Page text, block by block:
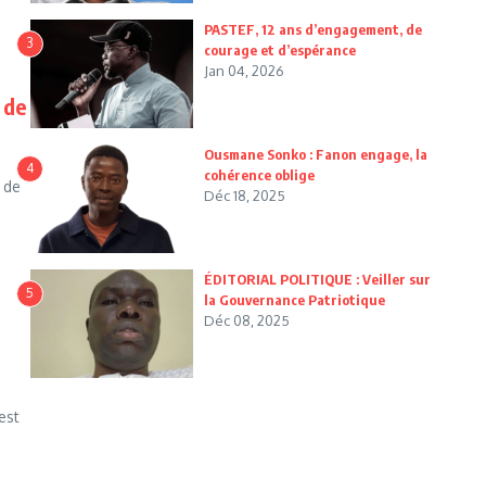
3
PASTEF, 12 ans d’engagement, de
courage et d’espérance
Jan 04, 2026
4
Ousmane Sonko : Fanon engage, la
cohérence oblige
Déc 18, 2025
5
ÉDITORIAL POLITIQUE : Veiller sur
la Gouvernance Patriotique
Déc 08, 2025